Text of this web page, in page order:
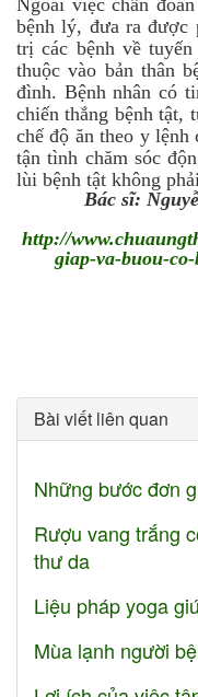
bệnh lý, đưa ra được
trị các bệnh về
thuộc vào bản thân
đình. Bệnh nhân có
chiến thắng bệnh tật,
chế độ ăn theo y lệnh
tận tình chăm sóc
lùi bệnh tật không
Bác sĩ:
http://
giap-va-buou-
Bài viết liên quan
Những bước đơn
Rượu vang trắng
thư da
Liệu pháp yoga
Mùa lạnh người